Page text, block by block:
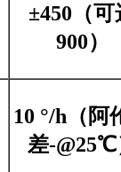
±450（可
900）
10 °/h（阿
差-@25℃